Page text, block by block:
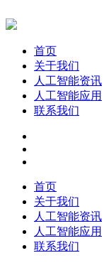
首页
关于我们
人工智能资讯
人工智能应用
联系我们
首页
关于我们
人工智能资讯
人工智能应用
联系我们